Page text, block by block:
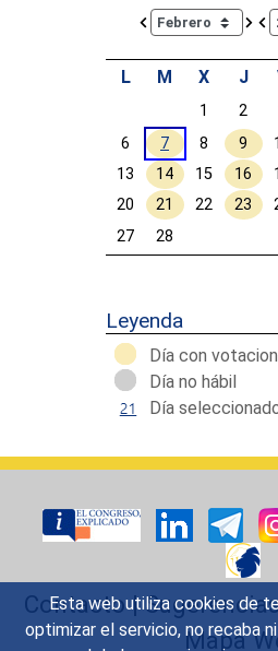
Esta web utiliza cookies de
optimizar el servicio, no recaba
Calendar io de
L M X J
1 2
6
7 8 9
13
14 15 16
20
21 22 23
27
28
Leyenda
Día con
Día no hábil
Día
Contacto|
Mapa